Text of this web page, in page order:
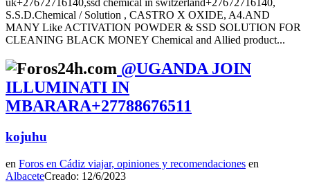
S.S.D.Chemical / Solution , CASTRO X OXIDE, A4.AND
MANY Like ACTIVATION POWDER & SSD SOLUTION FOR
CLEANING BLACK MONEY Chemical and Allied product...
@UGANDA JOIN
ILLUMINATI IN
MBARARA+27788676511
kojuhu
en Foros en Cádiz viajar, opiniones y recomendaciones en
AlbaceteCreado: 12/6/2023